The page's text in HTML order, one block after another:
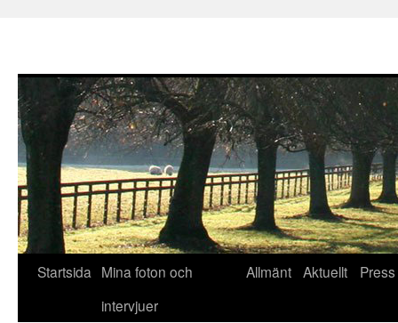
Hoppa
Startsida Mina foton och
intervjuer
Allmänt Aktuellt Press